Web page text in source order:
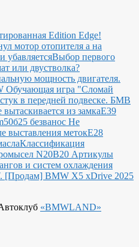
Edition Edge!
мотор отопителя а на
убавляетсяВыбор первого
или двустволка?
мощность двигателя.
Обучающая игра "Сломай
в передней подвеске. БМВ
из замкаE39
безванос Не
выставления метокЕ28
Классификация
N20B20 Артикулы
и систем охлаждения
[Продам] BMW X5 xDrive 2025
«BMWLAND»